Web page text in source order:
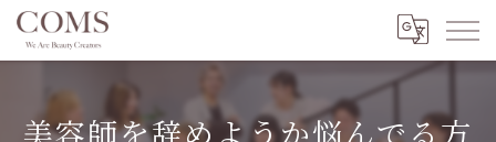
美容師を辞めようか悩んでる方